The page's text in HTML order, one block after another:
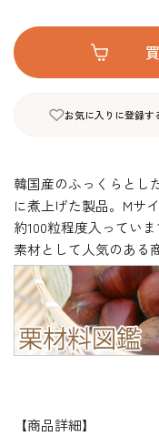
お気に入りに登録す
韓国産のふっくらとし
に煮上げた製品。Mサ
約100粒程度入ってい
素材として人気のある
【商品詳細】